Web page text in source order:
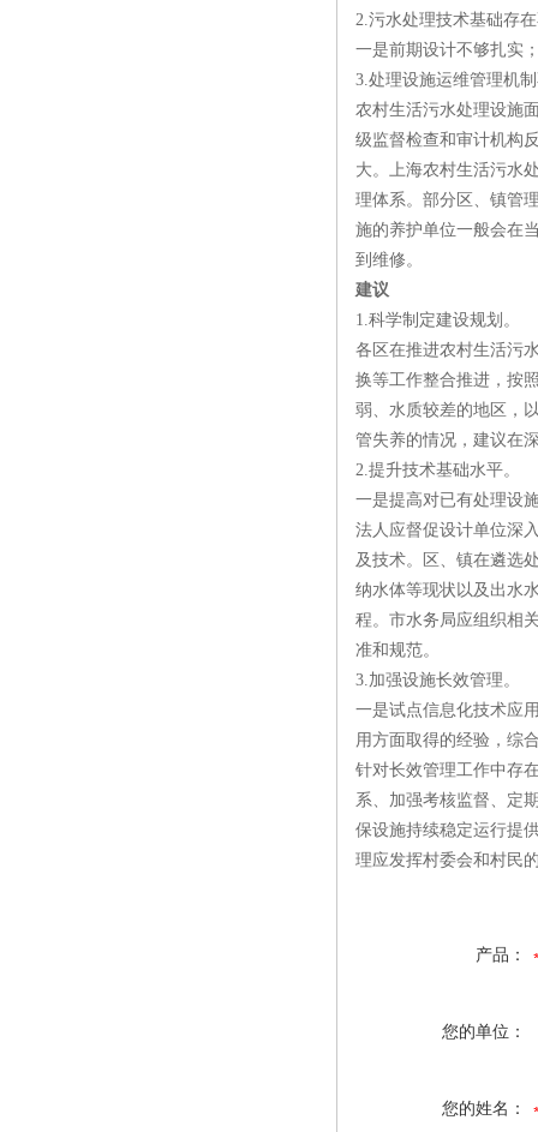
2.污水处理技术基础存
一是前期设计不够扎实
3.处理设施运维管理机
农村生活污水处理设施
级监督检查和审计机构
大。上海农村生活污水
理体系。部分区、镇管
施的养护单位一般会在
到维修。
建议
1.科学制定建设规划。
各区在推进农村生活污
换等工作整合推进，按
弱、水质较差的地区，
管失养的情况，建议在
2.提升技术基础水平。
一是提高对已有处理设
法人应督促设计单位深
及技术。区、镇在遴选
纳水体等现状以及出水
程。市水务局应组织相
准和规范。
3.加强设施长效管理。
一是试点信息化技术应
用方面取得的经验，综
针对长效管理工作中存
系、加强考核监督、定
保设施持续稳定运行提
理应发挥村委会和村民
产品：
您的单位：
您的姓名：